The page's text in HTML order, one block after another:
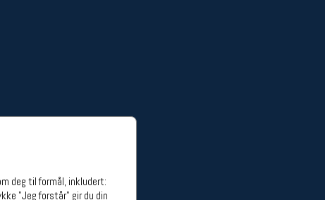
deg til formål, inkludert:
"Jeg forstår" gir du din